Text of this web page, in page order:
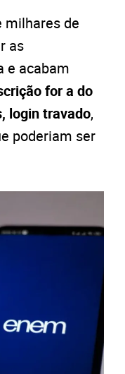
milhares de
as
e acabam
for a do
login travado,
poderiam ser